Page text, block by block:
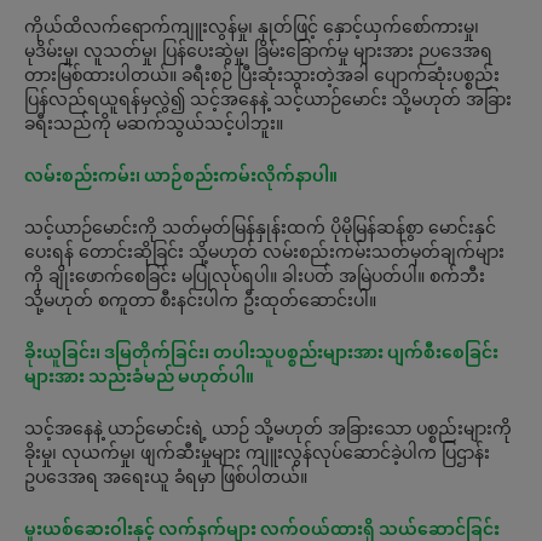
ကိုယ်ထိလက်ရောက်ကျူးလွန်မှု၊ နှုတ်ဖြင့် နှောင့်ယှက်စော်ကားမှု၊
မုဒိမ်းမှု၊ လူသတ်မှု၊ ပြန်ပေးဆွဲမှု၊ ခြိမ်းခြောက်မှု များအား ဉပဒေအရ
တားမြစ်ထားပါတယ်။ ခရီးစဉ် ပြီးဆုံးသွားတဲ့အခါ ပျောက်ဆုံးပစ္စည်း
ပြန်လည်ရယူရန်မှလွဲ၍ သင့်အနေနဲ့ သင့်ယာဉ်မောင်း သို့မဟုတ် ‌အခြား
ခရီးသည်ကို ‌မဆက်သွယ်သင့်ပါဘူး။
လမ်းစည်းကမ်း၊ ယာဉ်စည်းကမ်းလိုက်နာပါ။
သင့်ယာဉ်မောင်းကို သတ်မှတ်မြန်နှုန်းထက် ပိုမိုမြန်ဆန်စွာ မောင်းနှင်
ပေးရန် တောင်းဆိုခြင်း သို့မဟုတ် လမ်းစည်းကမ်းသတ်မှတ်ချက်များ
ကို ချိုးဖောက်စေခြင်း မပြုလုပ်ရပါ။ ခါးပတ် အမြဲပတ်ပါ။ စက်ဘီး
သို့မဟုတ် စကူတာ စီးနင်းပါက ဦးထုတ်ဆောင်းပါ။
ခိုးယူခြင်း၊ ဒမြတိုက်ခြင်း၊ တပါးသူပစ္စည်းများအား ပျက်စီးစေခြင်း
များအား သည်းခံမည် မဟုတ်ပါ။
သင့်အနေနဲ့ ယာဉ်မောင်းရဲ့ ယာဉ် သို့မဟုတ် အခြားသော ပစ္စည်းများကို
ခိုးမှု၊ လုယက်မှု၊ ဖျက်ဆီးမှုများ ကျူးလွန်လုပ်ဆောင်ခဲ့ပါက ပြဌာန်း
ဥပဒေအရ အရေးယူ ခံရမှာ ဖြစ်ပါတယ်။
မူးယစ်ဆေးဝါးနှင့် လက်နက်များ လက်ဝယ်ထားရှိ သယ်ဆောင်ခြင်း